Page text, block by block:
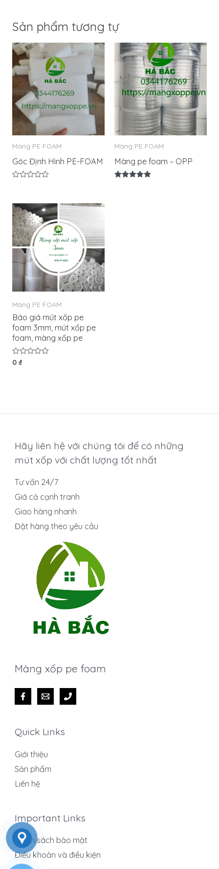
Sản phẩm tương tự
Màng PE FOAM
Góc Định Hình PE-FOAM
0
5
sao
Màng PE FOAM
Màng pe foam – OPP
Màng PE FOAM
Báo giá mút xốp pe
foam 3mm, mút xốp pe
foam, màng xốp pe
Được
0₫
Hãy liên hệ với chúng tôi để có những
mút xốp với chất lượng tốt nhất
Tư vấn 24/7
Giá cả cạnh tranh
Giao hàng nhanh
Đặt hàng theo yêu cầu
Màng xốp pe foam
Quick Links
Giới thiệu
Sản phẩm
Liên hệ
Important Links
Chính sách bảo mật
Điều khoản và điều kiện